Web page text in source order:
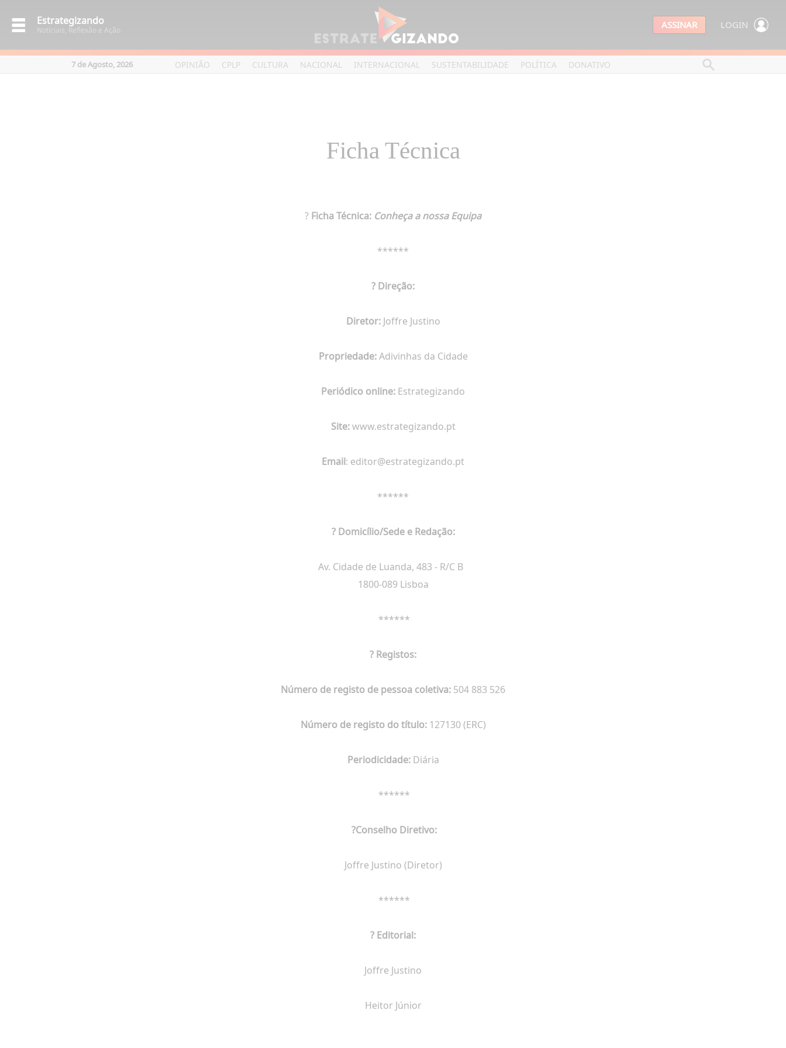
Estrategizando
Notíciais, Reflexão e Ação ASSINAR LOGIN
7 de Agosto, 2026 OPINIÃO CPLP CULTURA NACIONAL INTERNACIONAL SUSTENTABILIDADE POLÍTICA DONATIVO
Ficha Técnica
?Ficha Técnica: Conheça a nossa Equipa
******
? Direção:
Diretor:Joffre Justino
Propriedade:Adivinhas da Cidade
Periódico online:Estrategizando
Site:www.estrategizando.pt
Email: editor@estrategizando.pt
******
? Domicílio/Sede e Redação:
Av. Cidade de Luanda, 483 - R/C B
1800-089 Lisboa
******
? Registos:
Número de registo de pessoa coletiva:504 883 526
Número de registo do título:127130 (ERC)
Periodicidade:Diária
******
?Conselho Diretivo:
Joffre Justino (Diretor)
******
?Editorial:
Joffre Justino
Heitor Júnior